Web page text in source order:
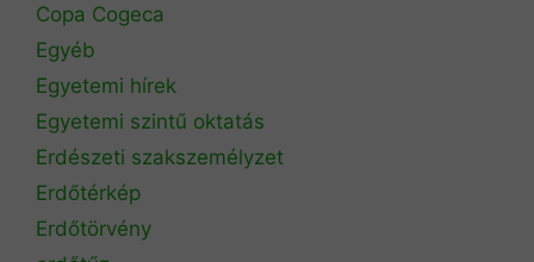
Copa Cogeca
Egyéb
Egyetemi hírek
Egyetemi szintű oktatás
Erdészeti szakszemélyzet
Erdőtérkép
Erdőtörvény